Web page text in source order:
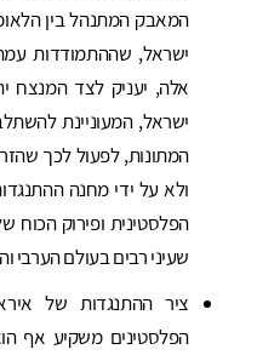
המאבק המתנהל בין
ישראל, שההתמודדות
אלה, יעניק לצד המנצח
ישראל, המעוניינת
המתונות, לפעול לכך
ולא על ידי מחנה
הפלסטינית ופירוק
שעיני רבים בעולם הערבי
ציר ההתנגדות של
הפלסטינים משקיע אף